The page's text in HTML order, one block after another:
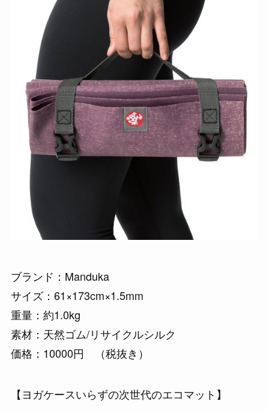
ブランド：Manduka
サイズ：61×173cm×1.5mm
重量：約1.0kg
素材：天然ゴム/リサイクルシルク
価格：10000円 （税抜き）
【ヨガケースいらずの次世代のエコマット】